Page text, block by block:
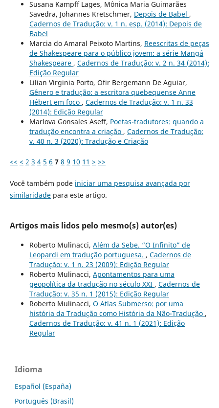
Susana Kampff Lages, Mônica Maria Guimarães
Savedra, Johannes Kretschmer, Depois de Babel ,
Cadernos de Tradução: v. 1 n. esp. (2014): Depois de
Babel
Marcia do Amaral Peixoto Martins, Reescritas de peças
de Shakespeare para o público jovem: a série Mangá
Shakespeare , Cadernos de Tradução: v. 2 n. 34 (2014):
Edição Regular
Lilian Virginia Porto, Ofir Bergemann De Aguiar,
Gênero e tradução: a escritora quebequense Anne
Hébert em foco , Cadernos de Tradução: v. 1 n. 33
(2014): Edição Regular
Marlova Gonsales Aseff, Poetas-tradutores: quando a
tradução encontra a criação , Cadernos de Tradução:
v. 40 n. 3 (2020): Tradução e Criação
<< < 2 3 4 5 6 7 8 9 10 11 > >>
Você também pode iniciar uma pesquisa avançada por
similaridadepara este artigo.
Artigos mais lidos pelo mesmo(s) autor(es)
Roberto Mulinacci, Além da Sebe. “O Infinito” de
Leopardi em tradução portuguesa. , Cadernos de
Tradução: v. 1 n. 23 (2009): Edição Regular
Roberto Mulinacci, Apontamentos para uma
geopolítica da tradução no século XXI , Cadernos de
Tradução: v. 35 n. 1 (2015): Edição Regular
Roberto Mulinacci, O Atlas Submerso: por uma
história da Tradução como História da Não-Tradução ,
Cadernos de Tradução: v. 41 n. 1 (2021): Edição
Regular
Idioma
Español (España)
Português (Brasil)